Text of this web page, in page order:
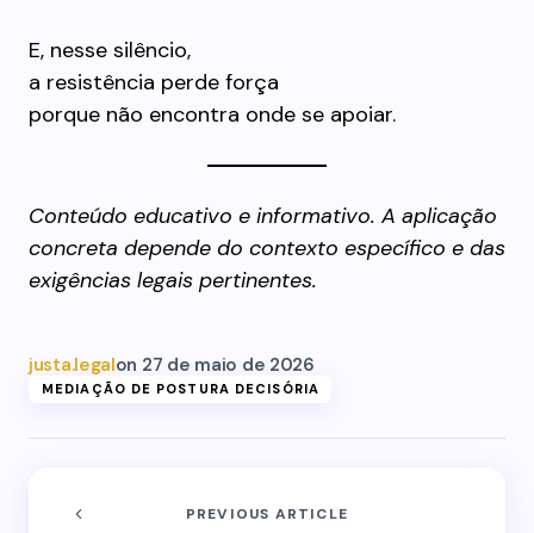
E, nesse silêncio,
a resistência perde força
porque não encontra onde se apoiar.
Conteúdo educativo e informativo. A aplicação
concreta depende do contexto específico e das
exigências legais pertinentes.
justa.legalon 27 de maio de 2026
MEDIAÇÃO DE POSTURA DECISÓRIA
PREVIOUS ARTICLE